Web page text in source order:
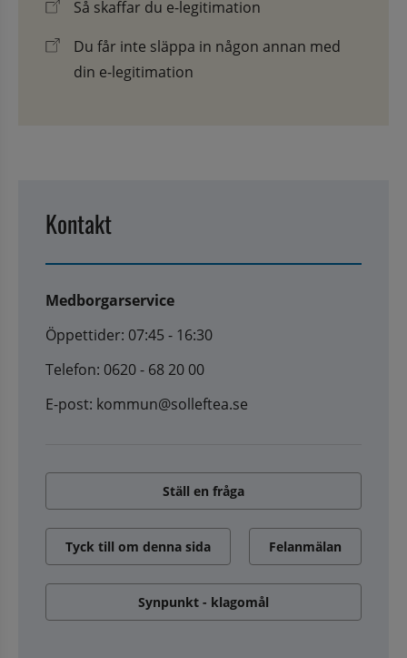
Så skaffar du e-legitimation
Du får inte släppa in någon annan med
din e-legitimation
Kontakt
Medborgarservice
Öppettider: 07:45 - 16:30
Telefon: 0620 - 68 20 00
E-post: kommun@solleftea.se
Ställ en fråga
Tyck till om denna sida Felanmälan
Synpunkt - klagomål